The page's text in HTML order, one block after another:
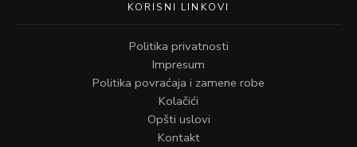
KORISNI LINKOVI
Politika privatnosti
Impresum
Politika povraćaja i zamene robe
Kolačići
Opšti uslovi
Kontakt